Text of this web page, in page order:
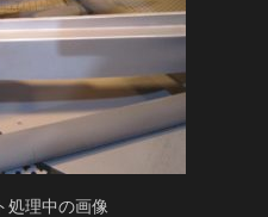
処理中の画像